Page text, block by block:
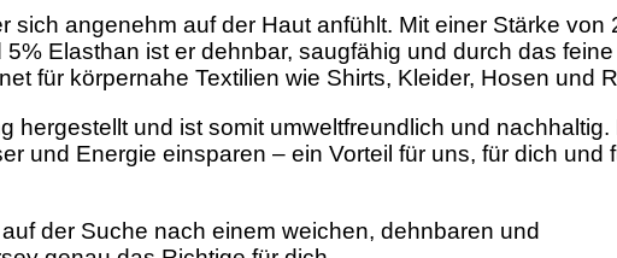
angenehm auf der Haut anfühlt. Mit einer Stärke von
Elasthan ist er dehnbar, saugfähig und durch das feine
für körpernahe Textilien wie Shirts, Kleider, Hosen und
hergestellt und ist somit umweltfreundlich und nachhaltig.
und Energie einsparen – ein Vorteil für uns, für dich und
der Suche nach einem weichen, dehnbaren und